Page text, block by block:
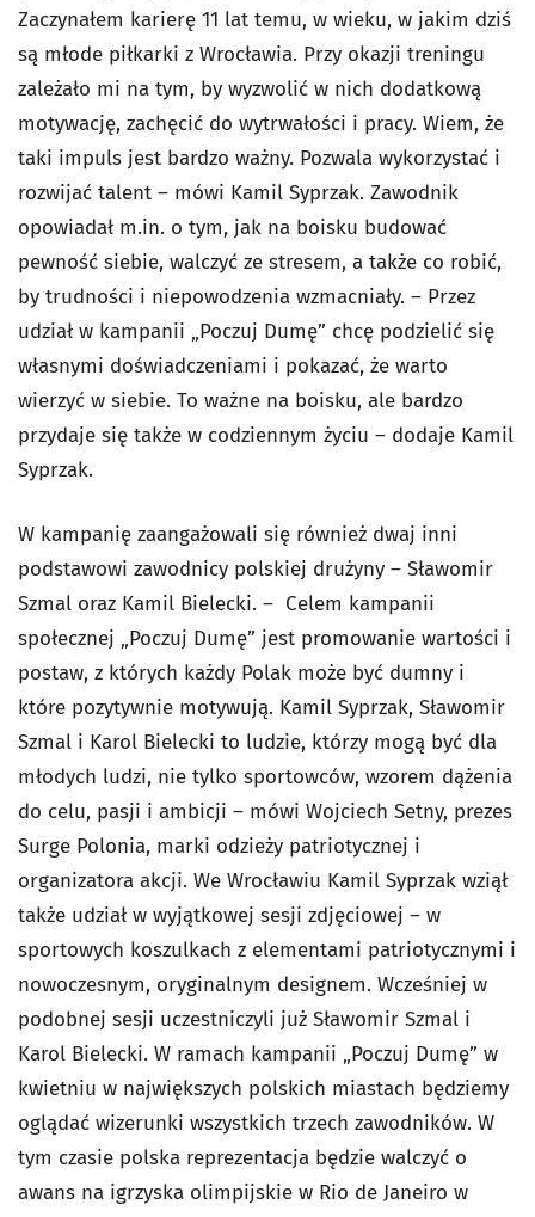
Zaczynałem karierę 11 lat temu, w wieku, w jakim dziś
są młode piłkarki z Wrocławia. Przy okazji treningu
zależało mi na tym, by wyzwolić w nich dodatkową
motywację, zachęcić do wytrwałości i pracy. Wiem, że
taki impuls jest bardzo ważny. Pozwala wykorzystać i
rozwijać talent – mówi Kamil Syprzak. Zawodnik
opowiadał m.in. o tym, jak na boisku budować
pewność siebie, walczyć ze stresem, a także co robić,
by trudności i niepowodzenia wzmacniały. – Przez
udział w kampanii „Poczuj Dumę” chcę podzielić się
własnymi doświadczeniami i pokazać, że warto
wierzyć w siebie. To ważne na boisku, ale bardzo
przydaje się także w codziennym życiu – dodaje Kamil
Syprzak.
W kampanię zaangażowali się również dwaj inni
podstawowi zawodnicy polskiej drużyny – Sławomir
Szmal oraz Kamil Bielecki. – Celem kampanii
społecznej „Poczuj Dumę” jest promowanie wartości i
postaw, z których każdy Polak może być dumny i
które pozytywnie motywują. Kamil Syprzak, Sławomir
Szmal i Karol Bielecki to ludzie, którzy mogą być dla
młodych ludzi, nie tylko sportowców, wzorem dążenia
do celu, pasji i ambicji – mówi Wojciech Setny, prezes
Surge Polonia, marki odzieży patriotycznej i
organizatora akcji. We Wrocławiu Kamil Syprzak wziął
także udział w wyjątkowej sesji zdjęciowej – w
sportowych koszulkach z elementami patriotycznymi i
nowoczesnym, oryginalnym designem. Wcześniej w
podobnej sesji uczestniczyli już Sławomir Szmal i
Karol Bielecki. W ramach kampanii „Poczuj Dumę” w
kwietniu w największych polskich miastach będziemy
oglądać wizerunki wszystkich trzech zawodników. W
tym czasie polska reprezentacja będzie walczyć o
awans na igrzyska olimpijskie w Rio de Janeiro w